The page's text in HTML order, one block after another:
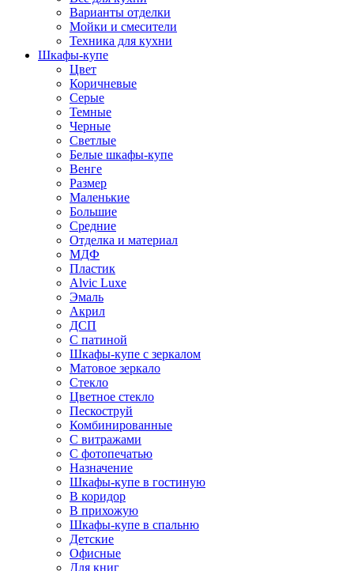
Варианты отделки
Мойки и смесители
Техника для кухни
Шкафы-купе
Цвет
Коричневые
Серые
Темные
Черные
Светлые
Белые шкафы-купе
Венге
Размер
Маленькие
Большие
Средние
Отделка и материал
МДФ
Пластик
Alvic Luxe
Эмаль
Акрил
ДСП
С патиной
Шкафы-купе с зеркалом
Матовое зеркало
Стекло
Цветное стекло
Пескоструй
Комбинированные
С витражами
С фотопечатью
Назначение
Шкафы-купе в гостиную
В коридор
В прихожую
Шкафы-купе в спальню
Детские
Офисные
Для книг